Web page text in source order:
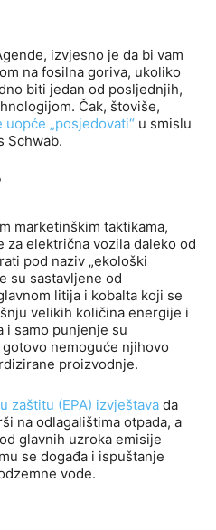
izvjesno je da bi vam
na fosilna goriva, ukoliko
biti jedan od posljednjih,
Čak, štoviše,
uopće „posjedovati“ u smislu
Schwab.
marketinškim taktikama,
za električna vozila daleko od
pod naziv „ekološki
su sastavljene od
litija i kobalta koji se
velikih količina energije i
i samo punjenje su
nemoguće njihovo
proizvodnje.
zaštitu (EPA) izvještava da
na odlagalištima otpada, a
glavnih uzroka emisije
se događa i ispuštanje
vode.